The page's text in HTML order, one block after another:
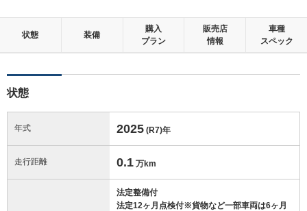
状態 装備
購入
プラン
販売店
情報
車種
スペック
状態
年式 2025 (R7)年
走行距離 0.1 万km
法定整備付
法定12ヶ月点検付※貨物など一部車両は6ヶ月